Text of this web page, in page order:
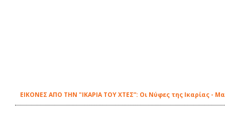
ΕΙΚΟΝΕΣ ΑΠΟ ΤΗΝ "ΙΚΑΡΙΑ ΤΟΥ ΧΤΕΣ”: Οι Νύφες της Ικαρίας